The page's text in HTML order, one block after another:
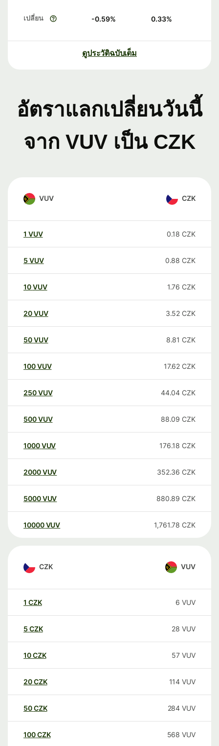
เปลี่ยน -0.59% 0.33%
ดูประวัติฉบับเต็ม
อัตราแลกเปลี่ยนวันนี้
จาก VUV เป็น CZK
VUV CZK
1 VUV 0.18 CZK
5 VUV 0.88 CZK
10VUV 1.76 CZK
20VUV 3.52 CZK
50VUV 8.81 CZK
100VUV 17.62 CZK
250VUV 44.04 CZK
500VUV 88.09 CZK
1000VUV 176.18 CZK
2000VUV 352.36 CZK
5000VUV 880.89 CZK
10000 VUV 1,761.78 CZK
CZK VUV
1 CZK 6 VUV
5 CZK 28 VUV
10CZK 57 VUV
20CZK 114 VUV
50CZK 284 VUV
100CZK 568 VUV